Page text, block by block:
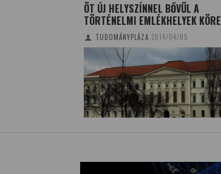
ÖT ÚJ HELYSZÍNNEL BŐVÜL A
TÖRTÉNELMI EMLÉKHELYEK KÖRE
TUDOMÁNYPLÁZA 2014/04/05